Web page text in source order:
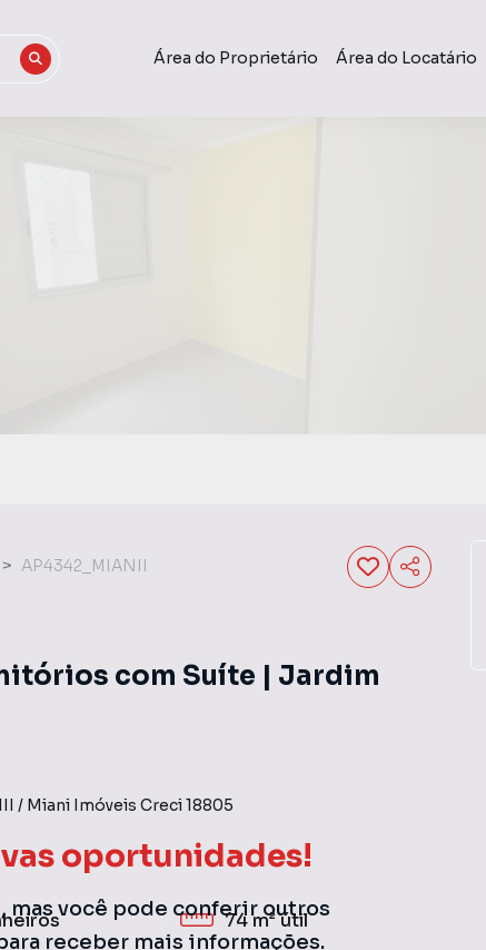
Área do Proprietário Área do Locatário
oportunidades!
mas você pode conferir outros
receber mais informações.
AP4342_MIANII
com Suíte | Jardim
/ Miani Imóveis Creci18805
74 m²útil